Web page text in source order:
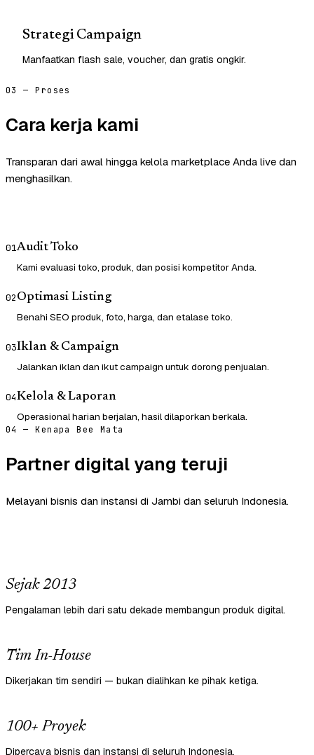
Strategi Campaign
Manfaatkan flash sale, voucher, dan gratis ongkir.
03 — Proses
Cara kerja kami
Transparan dari awal hingga kelola marketplace Anda live dan
menghasilkan.
01Audit Toko
Kami evaluasi toko, produk, dan posisi kompetitor Anda.
02Optimasi Listing
Benahi SEO produk, foto, harga, dan etalase toko.
03Iklan & Campaign
Jalankan iklan dan ikut campaign untuk dorong penjualan.
04Kelola & Laporan
Operasional harian berjalan, hasil dilaporkan berkala.
04 — Kenapa Bee Mata
Partner digital yang teruji
Melayani bisnis dan instansi di Jambi dan seluruh Indonesia.
Sejak 2013
Pengalaman lebih dari satu dekade membangun produk digital.
Tim In-House
Dikerjakan tim sendiri — bukan dialihkan ke pihak ketiga.
100+ Proyek
Dipercaya bisnis dan instansi di seluruh Indonesia.